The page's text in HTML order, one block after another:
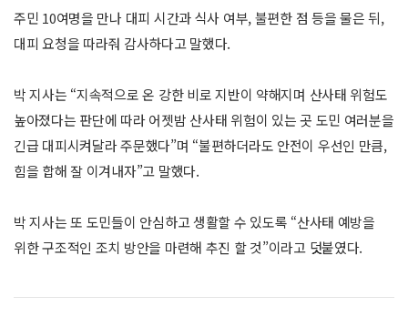
주민 10여명을 만나 대피 시간과 식사 여부, 불편한 점 등을 물은 뒤,
대피 요청을 따라줘 감사하다고 말했다.
박 지사는 “지속적으로 온 강한 비로 지반이 약해지며 산사태 위험도
높아졌다는 판단에 따라 어젯밤 산사태 위험이 있는 곳 도민 여러분을
긴급 대피시켜달라 주문했다”며 “불편하더라도 안전이 우선인 만큼,
힘을 합해 잘 이겨내자”고 말했다.
박 지사는 또 도민들이 안심하고 생활할 수 있도록 “산사태 예방을
위한 구조적인 조치 방안을 마련해 추진 할 것”이라고 덧붙였다.